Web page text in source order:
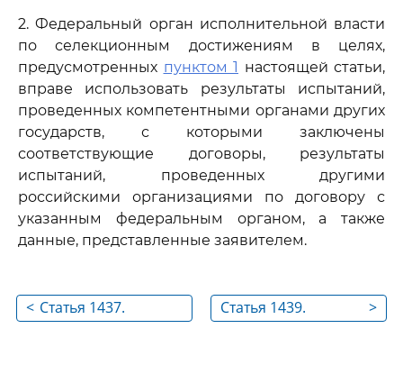
2. Федеральный орган исполнительной власти
по селекционным достижениям в целях,
предусмотренных пунктом 1 настоящей статьи,
вправе использовать результаты испытаний,
проведенных компетентными органами других
государств, с которыми заключены
соответствующие договоры, результаты
испытаний, проведенных другими
российскими организациями по договору с
указанным федеральным органом, а также
данные, представленные заявителем.
< Статья 1437.
>
Статья 1439.